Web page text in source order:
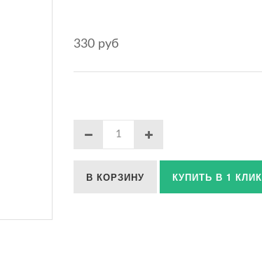
330 руб
В КОРЗИНУ КУПИТЬ В 1 КЛИК